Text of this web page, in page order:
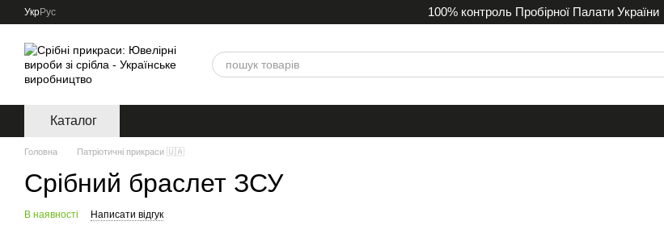
Перейти до основного контенту
УкрРус 100% контроль Пробірної Палати України
Каталог
Головна Патріотичні прикраси 🇺🇦
Срібний браслет ЗСУ
В наявності Написати відгук